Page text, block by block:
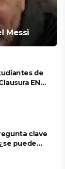
Messi
de
EN
clave
puede